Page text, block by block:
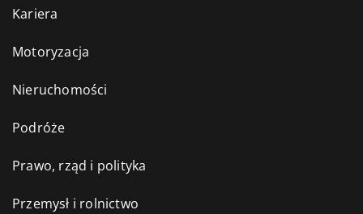
Kariera
Motoryzacja
Nieruchomości
Podróże
Prawo, rząd i polityka
Przemysł i rolnictwo